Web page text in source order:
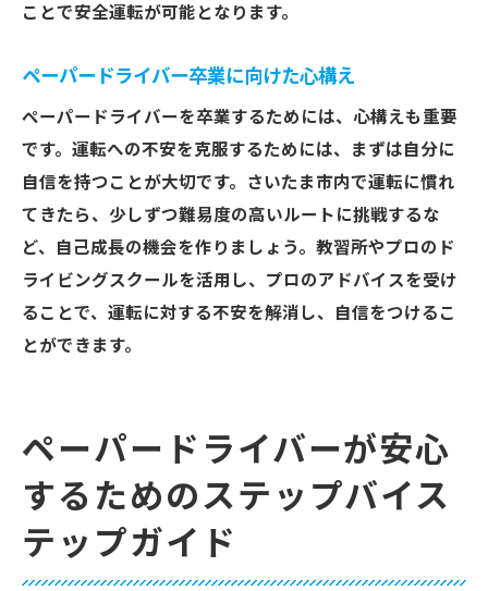
さいたま市特有の交通状況に適応する方法
教習所で学ぶペーパードライバーのための基礎
さいたま市内の教習所選びのポイント
ペーパードライバー向けコースの内容と特
教習所で学ぶべき安全運転の基本
実践練習で得られるフィードバックの活用
法
教習所を活用したメンタルサポートの受け
ヒント
ペーパードライバーがさいたま市で運転を楽し
むための心構え
運転を楽しむためのポジティブなマインド
セット
ことで安全運転が可能となります。
ペーパードライバー卒業に向けた心構え
ペーパードライバーを卒業するためには、心構えも重要
です。運転への不安を克服するためには、まずは自分に
自信を持つことが大切です。さいたま市内で運転に慣れ
てきたら、少しずつ難易度の高いルートに挑戦するな
ど、自己成長の機会を作りましょう。教習所やプロのド
ライビングスクールを活用し、プロのアドバイスを受け
ることで、運転に対する不安を解消し、自信をつけるこ
とができます。
ペーパードライバーが安心
するためのステップバイス
テップガイド